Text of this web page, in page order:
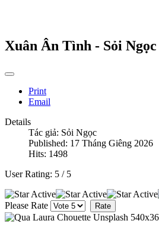
Xuân Ân Tình - Sỏi Ngọc
Print
Email
Details
Tác giả: Sỏi Ngọc
Published: 17 Tháng Giêng 2026
Hits: 1498
User Rating: 5 / 5
Please Rate